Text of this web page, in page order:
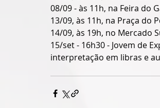
08/09 - às 11h, na Feira do
13/09, às 11h, na Praça do
14/09, às 19h, no Mercado
15/set - 16h30 - Jovem de
interpretação em libras e